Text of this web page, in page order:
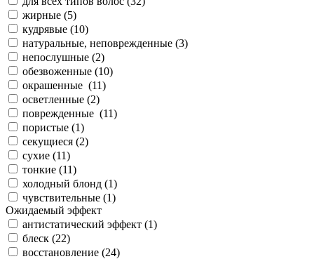
жирные (5)
кудрявые (10)
натуральные, неповрежденные (3)
непослушные (2)
обезвоженные (10)
окрашенные (11)
осветленные (2)
поврежденные (11)
пористые (1)
секущиеся (2)
сухие (11)
тонкие (11)
холодный блонд (1)
чувствительные (1)
Ожидаемый эффект
антистатический эффект (1)
блеск (22)
восстановление (24)